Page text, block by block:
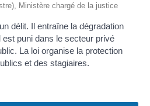
Ministère chargé de la justice
délit. Il entraîne la dégradation
puni dans le secteur privé
La loi organise la protection
et des stagiaires.